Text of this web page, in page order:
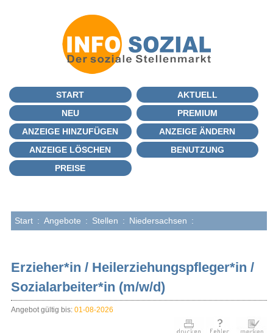
START
AKTUELL
NEU
PREMIUM
ANZEIGE HINZUFÜGEN
ANZEIGE ÄNDERN
ANZEIGE LÖSCHEN
BENUTZUNG
PREISE
Start : Angebote : Stellen : Niedersachsen :
Erzieher*in / Heilerziehungspfleger*in /
Sozialarbeiter*in (m/w/d)
Angebot gültig bis: 01-08-2026